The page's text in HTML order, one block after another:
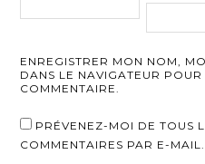
ENREGISTRER MON NOM,
DANS LE NAVIGATEUR
COMMENTAIRE.
PRÉVENEZ-MOI DE TOUS
COMMENTAIRES PAR E-MAIL.